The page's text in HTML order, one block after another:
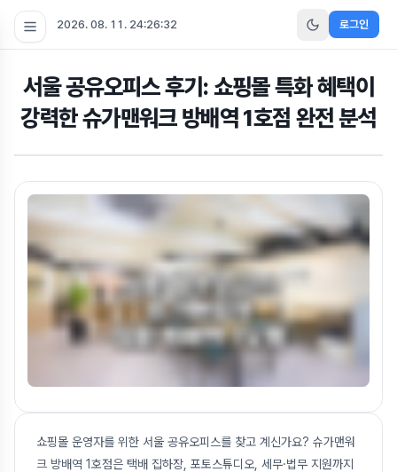
2026. 08. 11. 24:26:34 로그인
서울 공유오피스 후기: 쇼핑몰 특화 혜택이
강력한 슈가맨워크 방배역 1호점 완전 분석
쇼핑몰 운영자를 위한 서울 공유오피스를 찾고 계신가요? 슈가맨워
크 방배역 1호점은 택배 집하장, 포토스튜디오, 세무·법무 지원까지